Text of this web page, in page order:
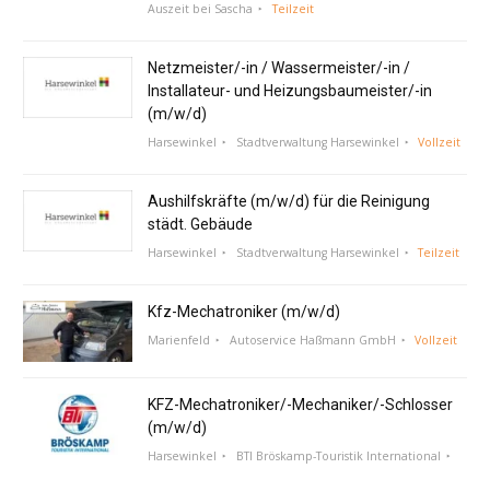
Auszeit bei Sascha Teilzeit
Netzmeister/-in / Wassermeister/-in /
Installateur- und Heizungsbaumeister/-in
(m/w/d)
Harsewinkel Stadtverwaltung Harsewinkel Vollzeit
Aushilfskräfte (m/w/d) für die Reinigung
städt. Gebäude
Harsewinkel Stadtverwaltung Harsewinkel Teilzeit
Kfz-Mechatroniker (m/w/d)
Marienfeld Autoservice Haßmann GmbH Vollzeit
KFZ-Mechatroniker/-Mechaniker/-Schlosser
(m/w/d)
Harsewinkel BTI Bröskamp-Touristik International